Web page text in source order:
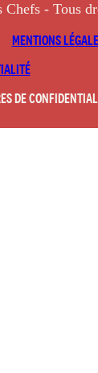
- Tous
MENTIONS
DE